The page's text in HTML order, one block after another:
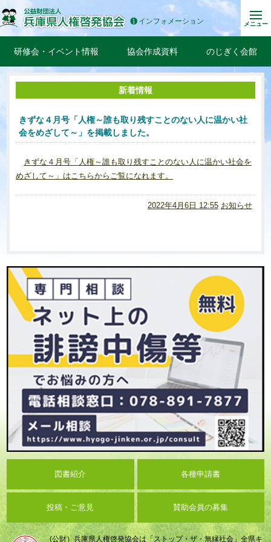
インフォメーション メニュー
研修会・イベント情報 協会作成資料 のじぎく会館
新着情報
きずな４月号「人権～誰も取り残すことのない人に温かい社
会をめざして～」を掲載しました。
きずな４月号「人権～誰も取り残すことのない人に温かい社会を
めざして～」はこちらからご覧になれます。
2022年4月6日 12:55 お知らせ
図書紹介 各種申請書
投稿・ご意見 賛助会員の募集
(公財）兵庫県人権啓発協会は「ストップ・ザ・無縁社会」全県キ